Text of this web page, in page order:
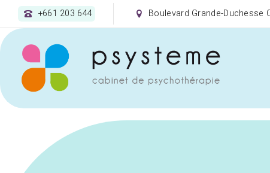
+661 203 644 Boulevard Grande-Duchesse